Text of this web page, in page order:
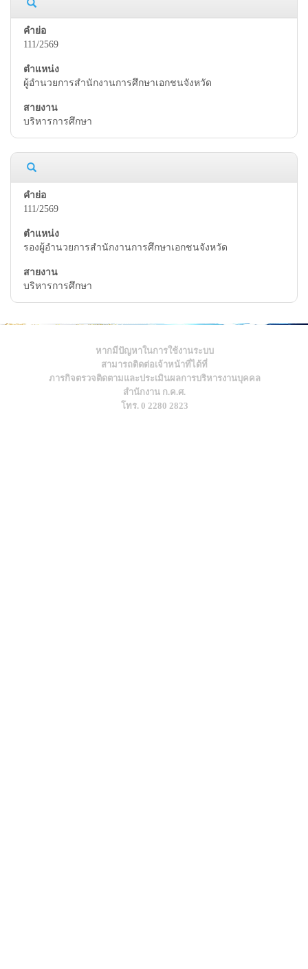
111/2569
ผู้อำนวยการสำนักงานการศึกษาเอกชนจังหวัด
บริหารการศึกษา
111/2569
รองผู้อำนวยการสำนักงานการศึกษาเอกชนจังหวัด
บริหารการศึกษา
หากมีปัญหาในการใช้งานระบบ
สามารถติดต่อเจ้าหน้าที่ได้ที่
ภารกิจตรวจติดตามและประเมินผลการบริหารงานบุคคล
สำนักงาน ก.ค.ศ.
โทร. 0 2280 2823